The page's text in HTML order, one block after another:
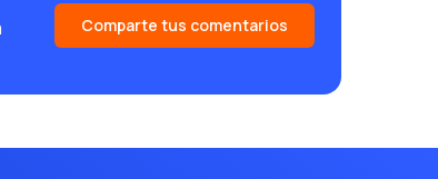
Comparte tus comentarios